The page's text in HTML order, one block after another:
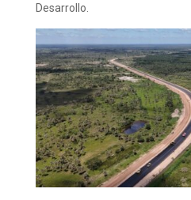
Desarrollo.